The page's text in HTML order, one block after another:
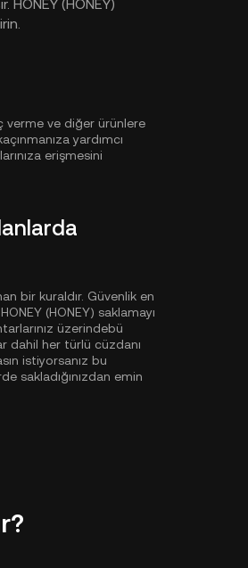
(HONEY)
verme ve diğer ürünlere
yardımcı
erişmesini
bir kuraldır. Güvenlik en
(HONEY) saklamayı
üzerindebü
dahil her türlü cüzdanı
istiyorsanız bu
sakladığınızdan emin